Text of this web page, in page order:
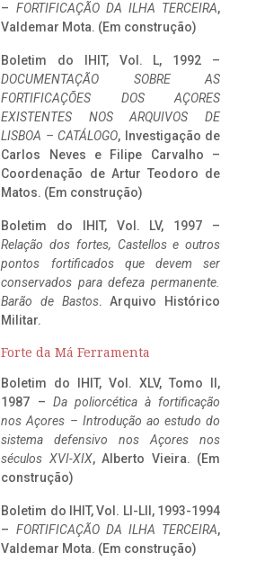
– FORTIFICAÇÃO DA ILHA TERCEIRA,
Valdemar Mota. (Em construção)
Boletim do IHIT, Vol. L, 1992 –
DOCUMENTAÇÃO SOBRE AS
FORTIFICAÇÕES DOS AÇORES
EXISTENTES NOS ARQUIVOS DE
LISBOA – CATÁLOGO, Investigação de
Carlos Neves e Filipe Carvalho –
Coordenação de Artur Teodoro de
Matos. (Em construção)
Boletim do IHIT, Vol. LV, 1997 –
Relação dos fortes, Castellos e outros
pontos fortificados que devem ser
conservados para defeza permanente.
Barão de Bastos. Arquivo Histórico
Militar.
Forte da Má Ferramenta
Boletim do IHIT, Vol. XLV, Tomo II,
1987 – Da poliorcética à fortificação
nos Açores – Introdução ao estudo do
sistema defensivo nos Açores nos
séculos XVI-XIX, Alberto Vieira. (Em
construção)
Boletim do IHIT, Vol. LI-LII, 1993-1994
– FORTIFICAÇÃO DA ILHA TERCEIRA,
Valdemar Mota. (Em construção)